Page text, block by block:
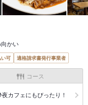
かい
可 適格請求書発行事業者
コース
カフェにもびったり！